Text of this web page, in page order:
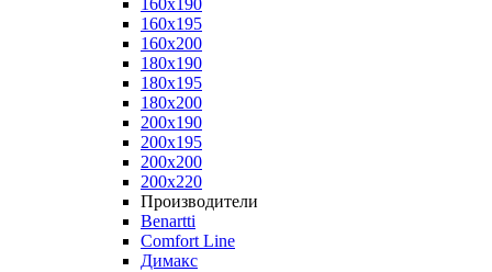
160x190
160x195
160x200
180x190
180x195
180x200
200x190
200x195
200x200
200x220
Производители
Benartti
Comfort Line
Димакс